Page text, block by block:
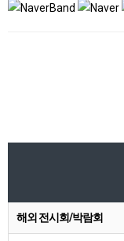
해외 전시회/박람회